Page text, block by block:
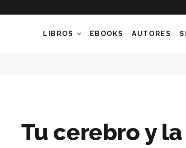
LIBROS EBOOKS AUTORES
Tu cerebro y